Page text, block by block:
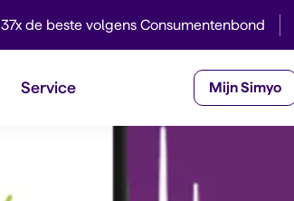
37x de beste volgens Consumentenbond
Service Mijn Simyo